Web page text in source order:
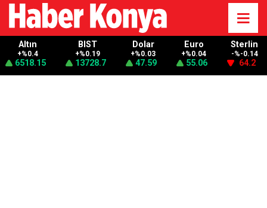
Altın
+%0.4
6518.15
BIST
+%0.19
13728.7
Dolar
+%0.03
47.59
Euro
+%0.04
55.06
Sterlin
-%-0.14
64.2